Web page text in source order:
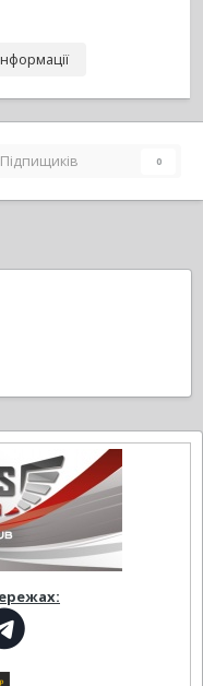
Підпищиків 0